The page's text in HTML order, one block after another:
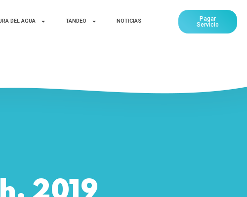
DEL AGUA TANDEO NOTICIAS
Pagar
Servicio